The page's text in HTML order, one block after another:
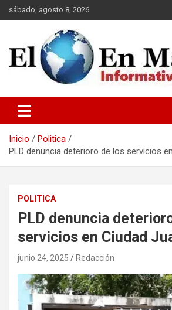
Saltar
al
sábado, agosto 8, 2026
Inicio
Politica
PLD denuncia deterioro de los servicios
POLITICA
PLD denuncia
servicios en Ciudad
junio 24, 2025 Redacción